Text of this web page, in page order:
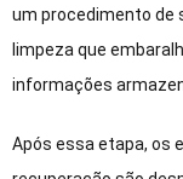
um procedimento de
limpeza que
informações
Após essa etapa, os